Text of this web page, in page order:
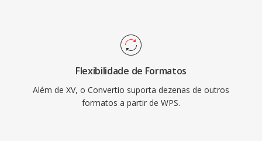
Flexibilidade de Formatos
Além de XV, o Convertio suporta dezenas de outros
formatos a partir de WPS.